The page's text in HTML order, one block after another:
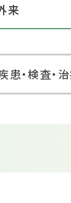
来
患・検査・